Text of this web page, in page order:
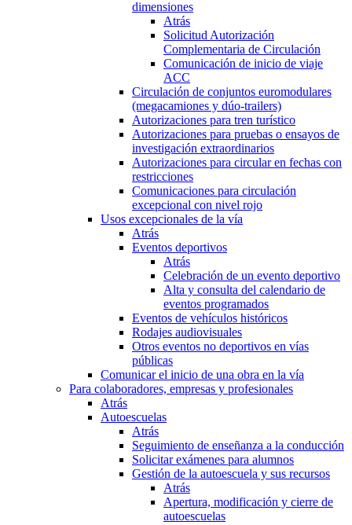
dimensiones
Atrás
Solicitud Autorización
Complementaria de Circulación
Comunicación de inicio de viaje
ACC
Circulación de conjuntos euromodulares
(megacamiones y dúo-trailers)
Autorizaciones para tren turístico
Autorizaciones para pruebas o ensayos de
investigación extraordinarios
Autorizaciones para circular en fechas con
restricciones
Comunicaciones para circulación
excepcional con nivel rojo
Usos excepcionales de la vía
Atrás
Eventos deportivos
Atrás
Celebración de un evento deportivo
Alta y consulta del calendario de
eventos programados
Eventos de vehículos históricos
Rodajes audiovisuales
Otros eventos no deportivos en vías
públicas
Comunicar el inicio de una obra en la vía
Para colaboradores, empresas y profesionales
Atrás
Autoescuelas
Atrás
Seguimiento de enseñanza a la conducción
Solicitar exámenes para alumnos
Gestión de la autoescuela y sus recursos
Atrás
Apertura, modificación y cierre de
autoescuelas